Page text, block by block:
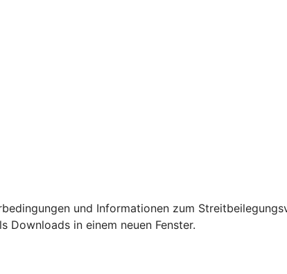
und Informationen zum
Downloads in einem neuen Fenster.